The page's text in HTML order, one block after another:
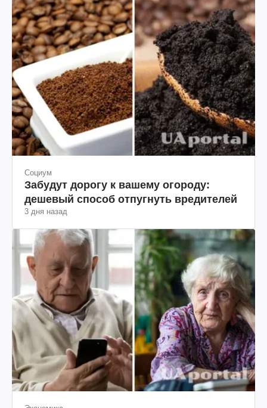
Социум
Забудут дорогу к вашему огороду:
дешевый способ отпугнуть вредителей
3 дня назад